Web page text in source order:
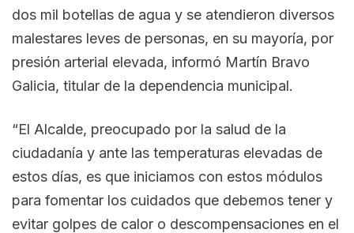
dos mil botellas de agua y se atendieron diversos
malestares leves de personas, en su mayoría, por
presión arterial elevada, informó Martín Bravo
Galicia, titular de la dependencia municipal.
“El Alcalde, preocupado por la salud de la
ciudadanía y ante las temperaturas elevadas de
estos días, es que iniciamos con estos módulos
para fomentar los cuidados que debemos tener y
evitar golpes de calor o descompensaciones en el